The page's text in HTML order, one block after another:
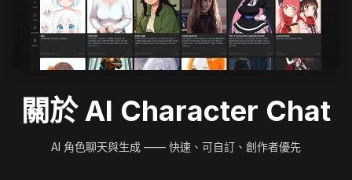
關於 AI Character Chat
AI 角色聊天與生成 —— 快速、可自訂、創作者優先